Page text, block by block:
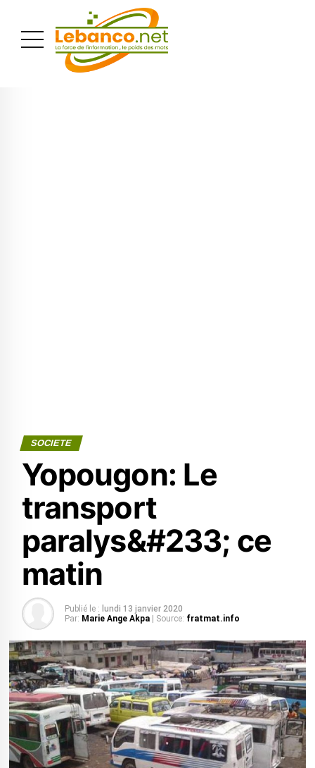
SOCIETE
Yopougon: Le
transport
paralys&#233; ce
matin
Publié le : lundi 13 janvier 2020
Par: Marie Ange Akpa | Source: fratmat.info